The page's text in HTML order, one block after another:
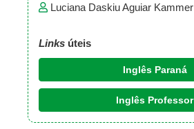
Luciana Daskiu Aguiar Kammer
Links úteis
Inglês Paraná
Inglês Professor